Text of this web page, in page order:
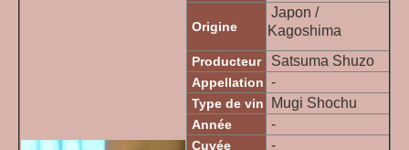
Origine
Japon /
Kagoshima
Producteur Satsuma Shuzo
Appellation -
Type de vin Mugi Shochu
Année -
Cuvée -